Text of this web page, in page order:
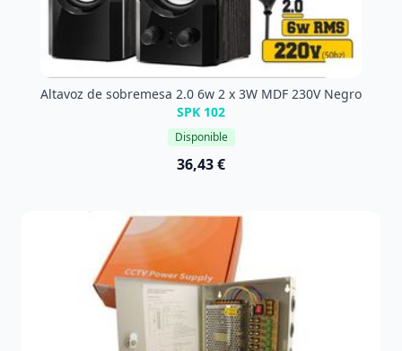
Altavoz de sobremesa 2.0 6w 2 x 3W MDF 230V Negro
SPK 102
Disponible
36,43 €